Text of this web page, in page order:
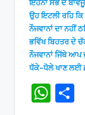
ਇਹਨਾਂ ਸਭ ਦੇ
ਉਹ ਇਟਲੀ ਰਹਿ ਕਿ
ਨੌਜਵਾਨਾਂ ਦਾ ਨਹੀਂ
ਭਵਿੱਖ ਬਿਹਤਰ ਦੇ
ਨੌਜਵਾਨਾਂ ਜਿੱਥੇ
ਧੱਕੇ-ਧੋਲੇ ਖਾਣ ਲਈ
W